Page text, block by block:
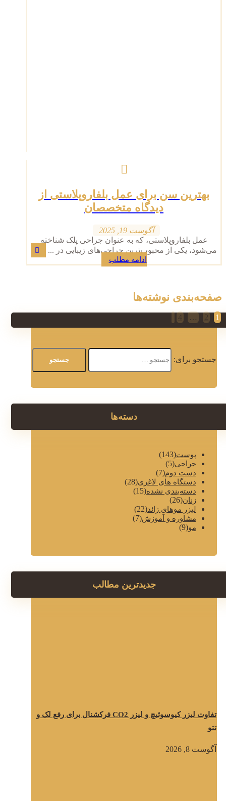
بهترین سن برای عمل بلفاروپلاستی از
دیدگاه متخصصان
آگوست 19, 2025
عمل بلفاروپلاستی، که به عنوان جراحی پلک شناخته
می‌شود، یکی از محبوب‌ترین جراحی‌های زیبایی در ...
ادامه مطلب
صفحه‌بندی نوشته‌ها
1
2
…
4
جستجو برای:
دسته‌ها
پوست(143)
جراحی(5)
دست دوم(7)
دستگاه های لاغری(28)
دسته‌بندی نشده(15)
زنان(26)
لیزر موهای زائد(22)
مشاوره و آموزش(7)
مو(9)
جدیدترین مطالب
تفاوت لیزر کیوسوئیچ و لیزر CO2 فرکشنال برای رفع لک و
تتو
آگوست 8, 2026